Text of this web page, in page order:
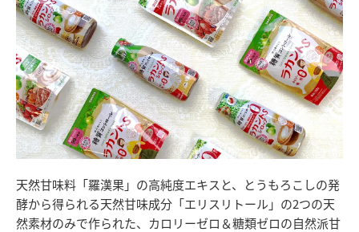
天然甘味料「羅漢果」の高純度エキスと、とうもろこしの発
酵から得られる天然甘味成分「エリスリトール」の2つの天
然素材のみで作られた、カロリーゼロ＆糖類ゼロの自然派甘